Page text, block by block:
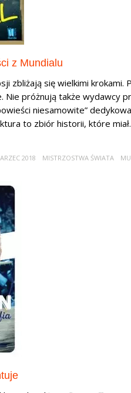
z Mundialu
zbliżają się wielkimi
Nie próżnują także wydawcy
niesamowite”
to zbiór historii, które
2018 MISTRZOSTWA ŚWIATA